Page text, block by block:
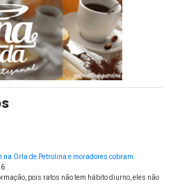
na Orla de Petrolina e moradores cobram
pois ratos não tem hábito diurno, eles não